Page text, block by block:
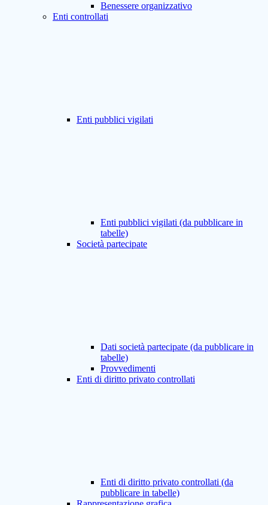
Benessere organizzativo
Enti controllati
Enti pubblici vigilati
Enti pubblici vigilati (da pubblicare in
tabelle)
Società partecipate
Dati società partecipate (da pubblicare in
tabelle)
Provvedimenti
Enti di diritto privato controllati
Enti di diritto privato controllati (da
pubblicare in tabelle)